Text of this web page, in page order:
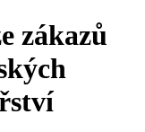
zákazů